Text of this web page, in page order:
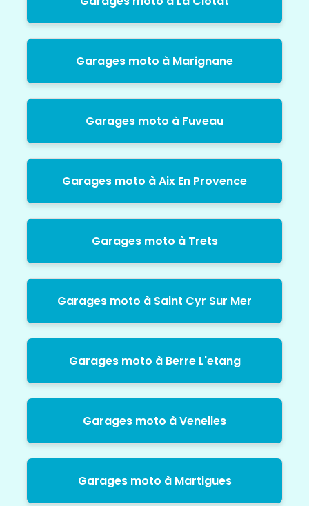
Garages moto à Marignane
Garages moto à Fuveau
Garages moto à Aix En Provence
Garages moto à Trets
Garages moto à Saint Cyr Sur Mer
Garages moto à Berre L'etang
Garages moto à Venelles
Garages moto à Martigues